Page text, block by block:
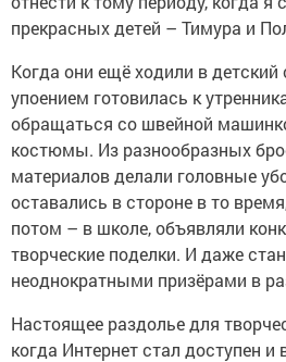
прекрасных детей – Тимура и
Когда они ещё ходили в
упоением готовилась к
обращаться со швейной
костюмы. Из разнообразных
материалов делали головные
оставались в стороне в то
потом – в школе, объявляли
творческие поделки. И даже
неоднократными призёрами в
Настоящее раздолье для
когда Интернет стал доступен